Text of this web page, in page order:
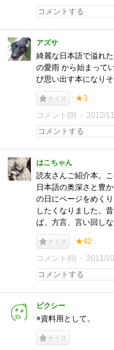
アズサ
綺麗な日本語で溢れ
の愛雨 から始まって
び思い出す本になり
ナイス ★3
コメント(0) 2012/
はこちゃん
読友さんご紹介本。
日本語の奥深さと豊
の日にページをめく
したくなりました。
ば、方言、言い回しな
ナイス ★42
コメント(0) 2011/
ピクシー
※資料用として。
ナイス